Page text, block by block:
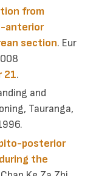
from
anterior
section. Eur
21.
and
Tauranga,
posterior
the